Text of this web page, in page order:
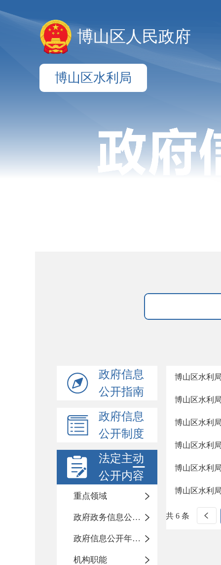
博山区人民政府
博山区水利局
政府信息
公开指南
政府信息
公开制度
法定主动
公开内容
重点领域
政府政务信息公开目录
政府信息公开年度报告
机构职能
博山区水利
博山区水利
博山区水利
博山区水利
博山区水利
博山区水利
共 6 条